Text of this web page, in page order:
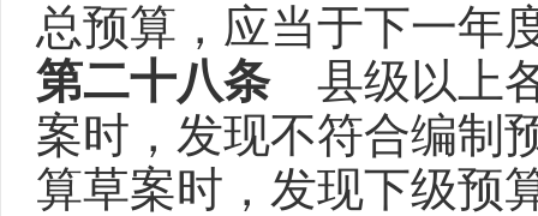
总预算，应当于下一年
第二十八条县级以上各
案时，发现不符合编制
算草案时，发现下级预